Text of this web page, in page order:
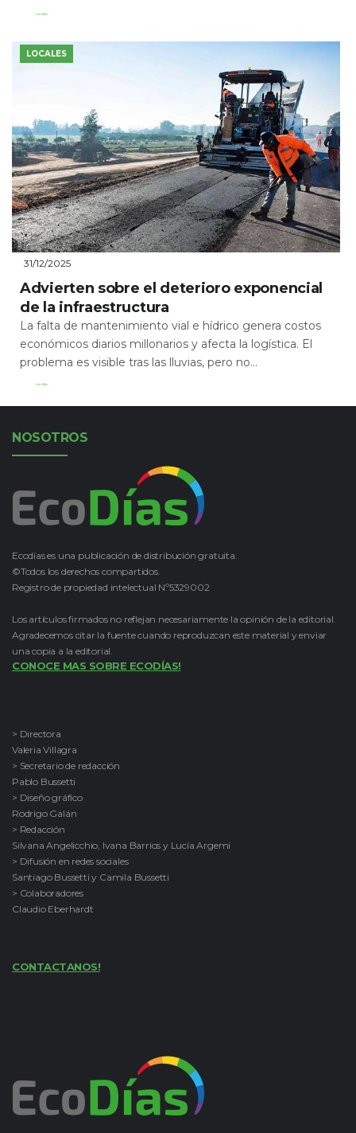
Leer Más
LOCALES
31/12/2025
Advierten sobre el deterioro exponencial
de la infraestructura
La falta de mantenimiento vial e hídrico genera costos
económicos diarios millonarios y afecta la logística. El
problema es visible tras las lluvias, pero no...
Leer Más
NOSOTROS
Ecodías es una publicación de distribución gratuita.
©Todos los derechos compartidos.
Registro de propiedad intelectual Nº5329002
Los artículos firmados no reflejan necesariamente la opinión de la editorial.
Agradecemos citar la fuente cuando reproduzcan este material y enviar
una copia a la editorial.
CONOCE MAS SOBRE ECODÍAS!
> Directora
Valeria Villagra
> Secretario de redacción
Pablo Bussetti
> Diseño gráfico
Rodrigo Galán
> Redacción
Silvana Angelicchio, Ivana Barrios y Lucía Argemi
> Difusión en redes sociales
Santiago Bussetti y Camila Bussetti
> Colaboradores
Claudio Eberhardt
CONTACTANOS!